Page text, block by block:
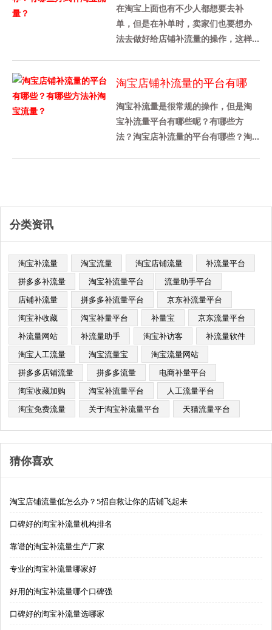
些方式补淘宝流量？
在淘宝上面也有不少人都想要去补
单，但是在补单时，卖家们也要想办
法去做好给店铺补流量的操作，这样
补......
淘宝店铺补流量的平台有哪
些？有哪些方法补淘宝流量？
淘宝补流量是很常规的操作，但是淘
宝补流量平台有哪些呢？有哪些方
法？淘宝店补流量的平台有哪些？淘
分类资讯
淘宝补流量 淘宝流量 淘宝店铺流量
补流量平台
拼多多补流量
淘宝补流量平台​
流量助手平台
店铺补流量
拼多多补流量平台
京东补流量平台
淘宝补收藏
淘宝补量平台 补量宝
京东流量平台
补流量网站
补流量助手 淘宝补访客
补流量软件
淘宝人工流量
淘宝流量宝
淘宝流量网站
拼多多店铺流量
拼多多流量
电商补量平台
淘宝收藏加购
淘宝补流量平台
人工流量平台
淘宝免费流量
关于淘宝补流量平台 天猫流量平台
猜你喜欢
淘宝店铺流量低怎么办？5招自救让你的店铺飞起来
口碑好的淘宝补流量机构排名
靠谱的淘宝补流量生产厂家
专业的淘宝补流量哪家好
好用的淘宝补流量哪个口碑强
口碑好的淘宝补流量选哪家